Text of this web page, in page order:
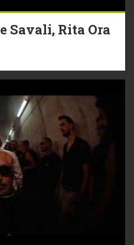
Savali, Rita Ora